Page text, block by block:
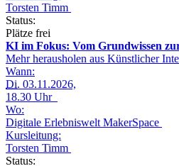
Torsten Timm
Status:
Plätze frei
KI im Fokus: Vom Grundwissen
Mehr herausholen aus Künstlicher
Wann:
Di. 03.11.2026,
18.30 Uhr
Wo:
Digitale Erlebniswelt MakerSpace
Kursleitung:
Torsten Timm
Status: